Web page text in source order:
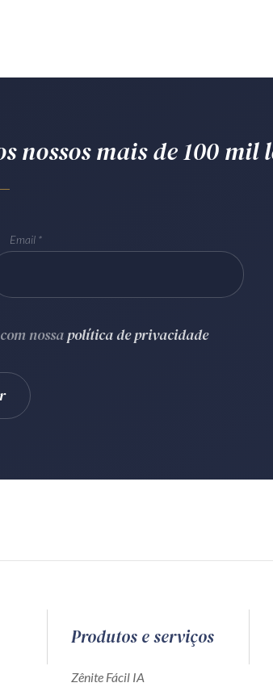
nossos mais de 100 mil
Email
nossapolítica de privacidade
Produtos e serviços
Zênite Fácil IA